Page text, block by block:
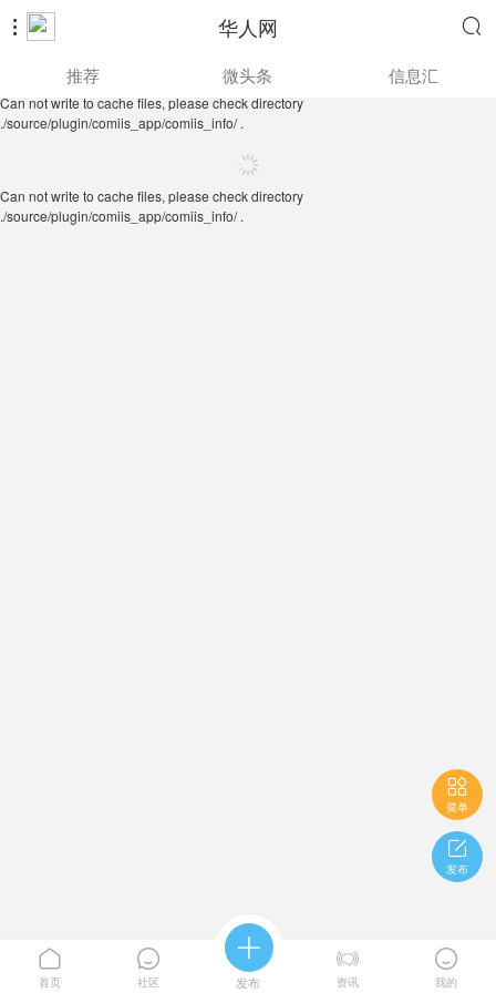
 华人网 
./source/plugin/comiis_app/comiis_info/ .
推荐 微头条 信息汇
Can not write to cache files, please check directory
./source/plugin/comiis_app/comiis_info/ .

菜单

发布

首页

社区

发布

资讯

我的
Can not write to cache files, please check directory
./source/plugin/comiis_app/comiis_info/ .